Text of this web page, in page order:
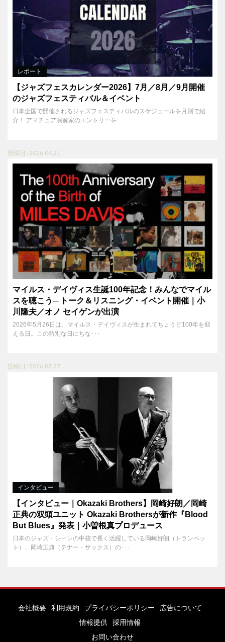
レポート
【ジャズフェスカレンダー2026】7月／8月／9月開催
のジャズフェスティバル＆イベント
日本全国で開催されるジャズフェスティバルのスケジュールを月別で紹
介！ アマチュア演奏家のエントリーを･･･
投稿日 : 2026.04.21
マイルス・デイヴィス生誕100年記念！みんなでマイル
スを聴こう─ トーク＆リスニング・イベント開催｜小
川隆夫／オノ セイゲンが出演
2026年5月26日は、マイルス・デイヴィスが生まれてちょうど100年を迎
える日。この特別な日にちな･･･
投稿日 : 2026.03.27
インタビュー
【インタビュー｜Okazaki Brothers】岡崎好朗／岡崎
正典の双頭ユニット Okazaki Brothersが新作『Blood
But Blues』発表｜小曽根真プロデュース
日本のジャズ・シーンの中核で長く活躍している岡崎好朗（トランペッ
ト）、岡崎正典（テナー・サックス）の･･･
会社概要 利用規約 プライバシーポリシー
広告について
情報提供
採用情報
お問い合わせ